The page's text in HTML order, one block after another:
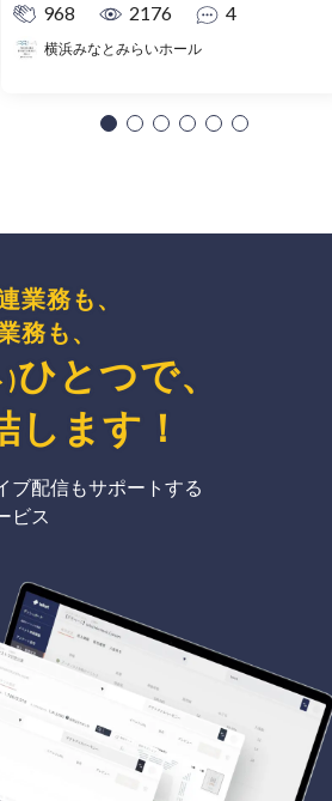
968
2176 4
横浜みなとみらいホール
業務も、
務も、
)ひとつで、
します ！
ブ配信もサポートする
ビス